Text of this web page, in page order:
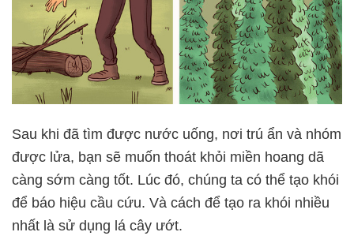
Sau khi đã tìm được nước uống, nơi trú ẩn và nhóm
được lửa, bạn sẽ muốn thoát khỏi miền hoang dã
càng sớm càng tốt. Lúc đó, chúng ta có thể tạo khói
để báo hiệu cầu cứu. Và cách để tạo ra khói nhiều
nhất là sử dụng lá cây ướt.